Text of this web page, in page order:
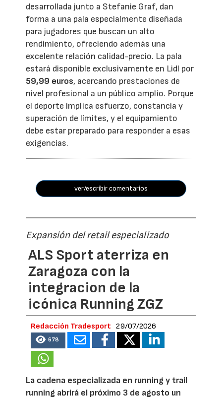
desarrollada junto a Stefanie Graf, dan
forma a una pala especialmente diseñada
para jugadores que buscan un alto
rendimiento, ofreciendo además una
excelente relación calidad-precio. La pala
estará disponible exclusivamente en Lidl por
59,99 euros, acercando prestaciones de
nivel profesional a un público amplio. Porque
el deporte implica esfuerzo, constancia y
superación de límites, y el equipamiento
debe estar preparado para responder a esas
exigencias.
ver/escribir comentarios
Expansión del retail especializado
ALS Sport aterriza en
Zaragoza con la
integracion de la
icónica Running ZGZ
Redacción Tradesport 29/07/2026
678
La cadena especializada en running y trail
running abrirá el próximo 3 de agosto un